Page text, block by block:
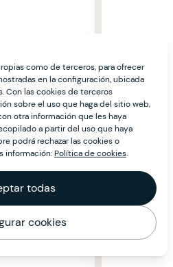
como de terceros, para ofrecer
en la configuración, ubicada
Con las cookies de terceros
sobre el uso que haga del sitio web,
otra información que les haya
a partir del uso que haya
podrá rechazar las cookies o
información:Política de cookies.
todas
cookies